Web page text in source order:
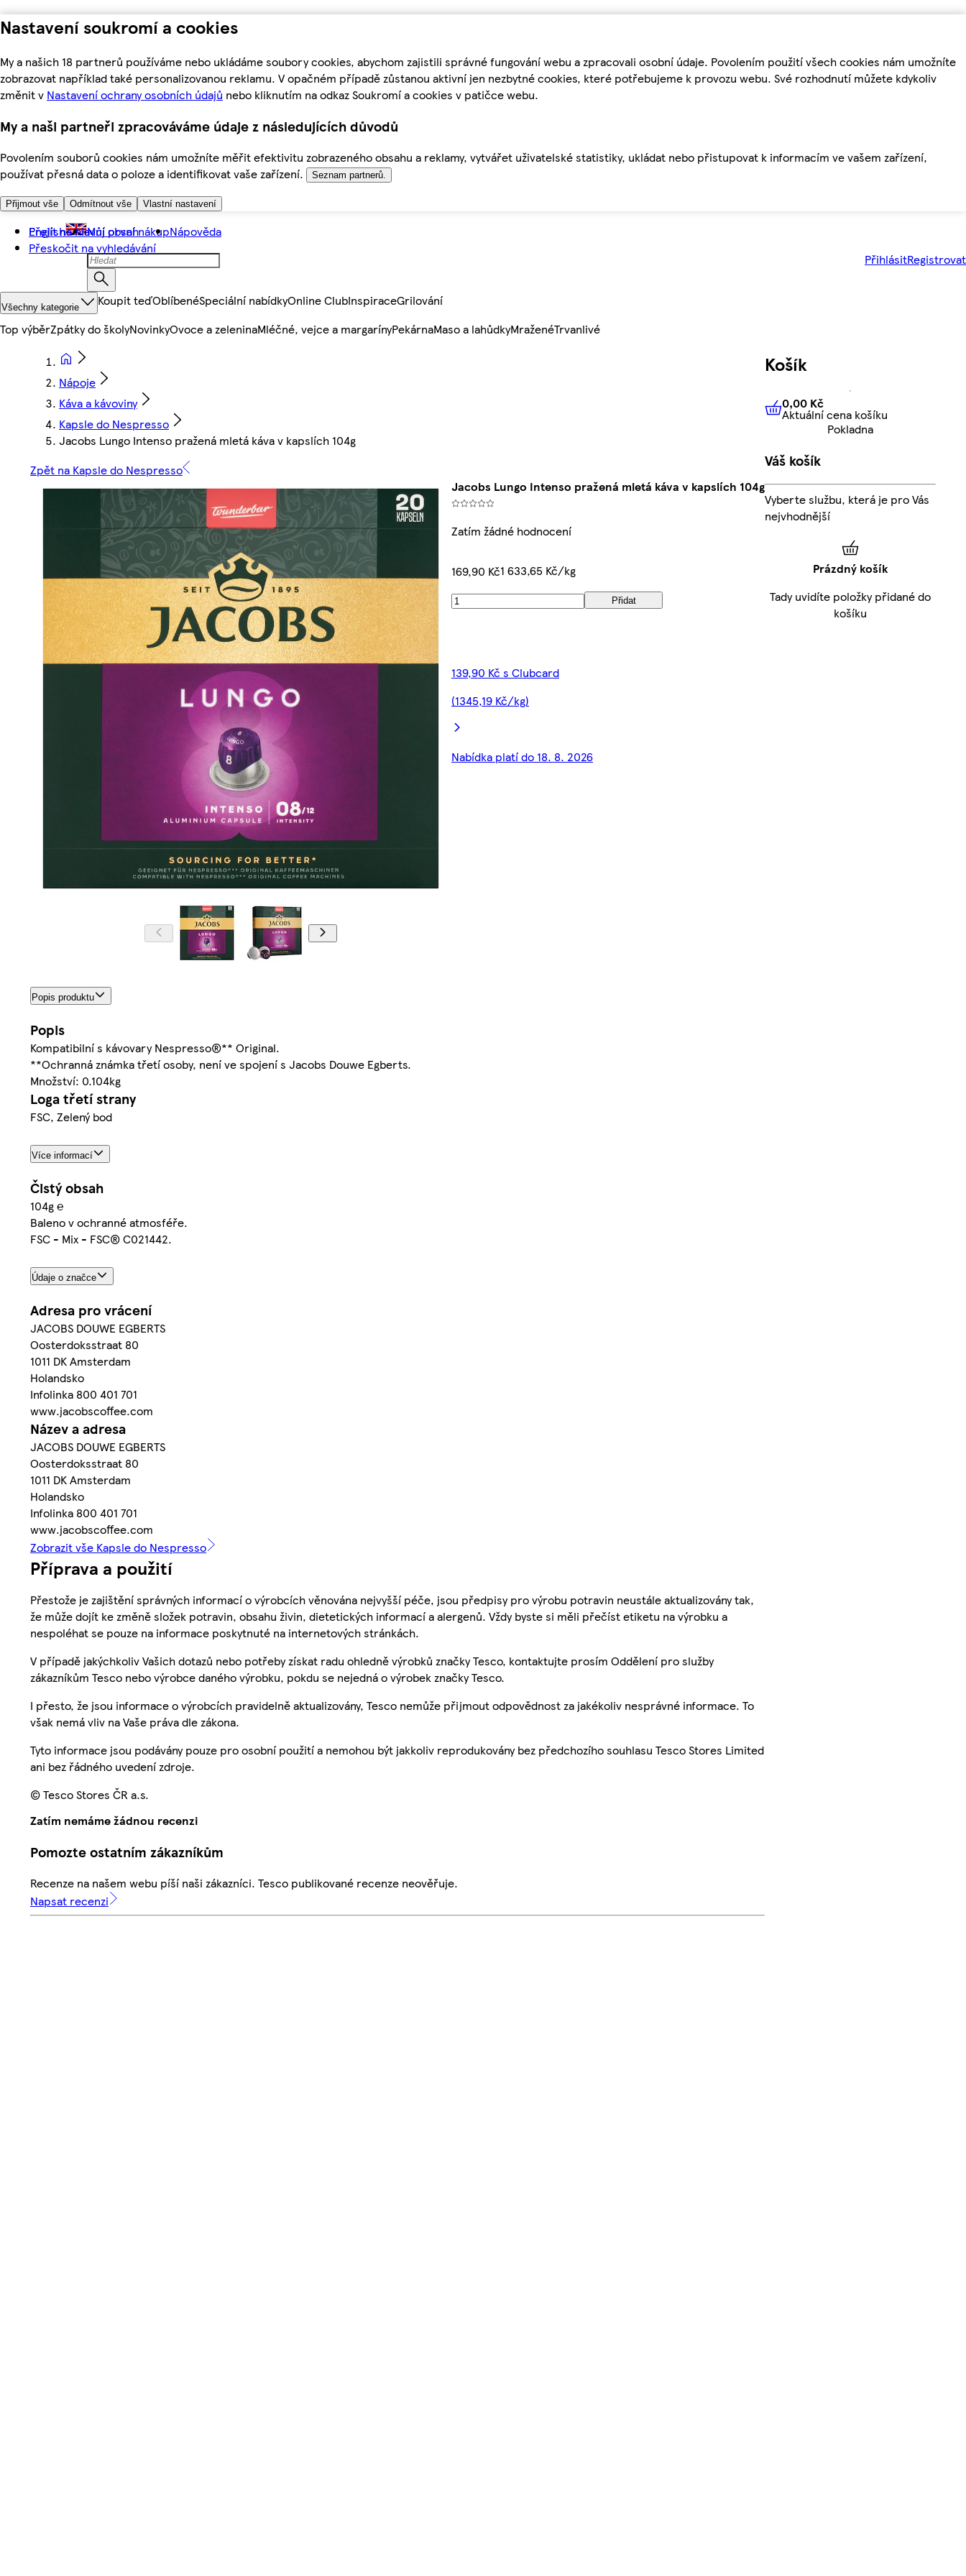
Nastavení soukromí a cookies
My a našich 18 partnerů používáme nebo ukládáme soubory cookies, abychom zajistili správné fungování webu a zpracovali osobní údaje. Povolením použití všech cookies nám umožníte
zobrazovat například také personalizovanou reklamu. V opačném případě zůstanou aktivní jen nezbytné cookies, které potřebujeme k provozu webu. Své rozhodnutí můžete kdykoliv
změnit v Nastavení ochrany osobních údajů nebo kliknutím na odkaz Soukromí a cookies v patičce webu.
My a naši partneři zpracováváme údaje z následujících důvodů
Povolením souborů cookies nám umožníte měřit efektivitu zobrazeného obsahu a reklamy, vytvářet uživatelské statistiky, ukládat nebo přistupovat k informacím ve vašem zařízení,
používat přesná data o poloze a identifikovat vaše zařízení.
Seznam partnerů.
Přijmout vše Odmítnout vše Vlastní nastavení
Přejít na hlavní obsah
Přeskočit na vyhledávání
English Můj první nákupNápověda
PřihlásitRegistrovat
Všechny kategorie Koupit teďOblíbenéSpeciální nabídkyOnline ClubInspiraceGrilování
Top výběrZpátky do školyNovinkyOvoce a zeleninaMléčné, vejce a margarínyPekárnaMaso a lahůdkyMraženéTrvanlivé
Nápoje
Káva a kávoviny
Kapsle do Nespresso
Jacobs Lungo Intenso pražená mletá káva v kapslích 104g
Zpět na Kapsle do Nespresso
Jacobs Lungo Intenso pražená mletá káva v kapslích 104g
Zatím žádné hodnocení
169,90 Kč1 633,65 Kč/kg
Přidat
139,90 Kč s Clubcard
(1345,19 Kč/kg)
Nabídka platí do 18. 8. 2026
Popis produktu
Popis
Kompatibilní s kávovary Nespresso®** Original.
**Ochranná známka třetí osoby, není ve spojení s Jacobs Douwe Egberts.
Množství: 0.104kg
Loga třetí strany
FSC, Zelený bod
Více informací
Čistý obsah
104g ℮
Baleno v ochranné atmosféře.
FSC - Mix - FSC® C021442.
Údaje o značce
Adresa pro vrácení
JACOBS DOUWE EGBERTS
Oosterdoksstraat 80
1011 DK Amsterdam
Holandsko
Infolinka 800 401 701
www.jacobscoffee.com
Název a adresa
JACOBS DOUWE EGBERTS
Oosterdoksstraat 80
1011 DK Amsterdam
Holandsko
Infolinka 800 401 701
www.jacobscoffee.com
Zobrazit vše Kapsle do Nespresso
Příprava a použití
Přestože je zajištění správných informací o výrobcích věnována nejvyšší péče, jsou předpisy pro výrobu potravin neustále aktualizovány tak,
že může dojít ke změně složek potravin, obsahu živin, dietetických informací a alergenů. Vždy byste si měli přečíst etiketu na výrobku a
nespoléhat se pouze na informace poskytnuté na internetových stránkách.
V případě jakýchkoliv Vašich dotazů nebo potřeby získat radu ohledně výrobků značky Tesco, kontaktujte prosím Oddělení pro služby
zákazníkům Tesco nebo výrobce daného výrobku, pokdu se nejedná o výrobek značky Tesco.
I přesto, že jsou informace o výrobcích pravidelně aktualizovány, Tesco nemůže přijmout odpovědnost za jakékoliv nesprávné informace. To
však nemá vliv na Vaše práva dle zákona.
Tyto informace jsou podávány pouze pro osobní použití a nemohou být jakkoliv reprodukovány bez předchozího souhlasu Tesco Stores Limited
ani bez řádného uvedení zdroje.
© Tesco Stores ČR a.s.
Zatím nemáme žádnou recenzi
Pomozte ostatním zákazníkům
Recenze na našem webu píší naši zákazníci. Tesco publikované recenze neověřuje.
Napsat recenzi
Košík
0,00 KčAktuální cena košíku
0,00 Kč
Aktuální cena košíku
Pokladna
Váš košík
Vyberte službu, která je pro Vás
nejvhodnější
Prázdný košík
Tady uvidíte položky přidané do
košíku